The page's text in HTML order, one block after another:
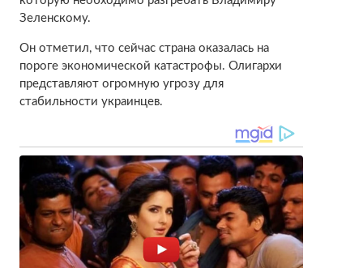
Зеленскому.
Он отметил, что сейчас страна оказалась на
пороге экономической катастрофы. Олигархи
представляют огромную угрозу для
стабильности украинцев.